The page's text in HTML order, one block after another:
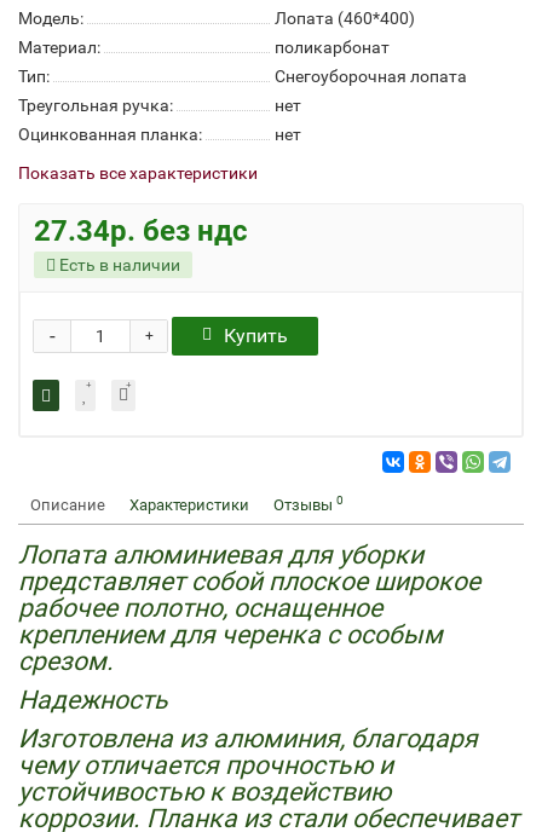
Модель:
Лопата (460*400)
Материал:
поликарбонат
Тип:
Снегоуборочная лопата
Треугольная ручка:
нет
Оцинкованная планка:
нет
Показать все характеристики
27.34р. без ндс
Есть в наличии
+
- Купить
Описание Характеристики Отзывы 0
Лопата алюминиевая для уборки
представляет собой плоское широкое
рабочее полотно, оснащенное
креплением для черенка с особым
срезом.
Надежность
Изготовлена из алюминия, благодаря
чему отличается прочностью и
устойчивостью к воздействию
коррозии. Планка из стали обеспечивает